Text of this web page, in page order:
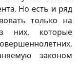
Но есть и ряд
только на
них, которые
законом